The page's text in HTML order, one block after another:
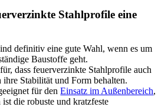
Stahlprofile eine
definitiv eine gute Wahl, wenn es um
Baustoffe geht.
dass feuerverzinkte Stahlprofile auch
Stabilität und Form behalten.
für denEinsatz im Außenbereich,
die robuste und kratzfeste